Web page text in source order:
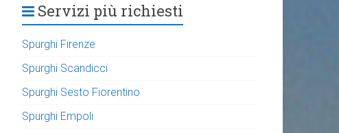
Servizi più richiesti
Spurghi Firenze
Spurghi Scandicci
Spurghi Sesto Fiorentino
Spurghi Empoli